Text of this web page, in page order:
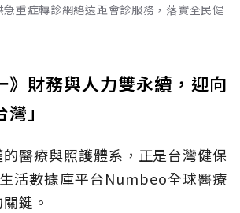
重症轉診網絡遠距會診服務，落實全民健
》財務與人力雙永續，迎向
」
醫療與照護體系，正是台灣健保
活數據庫平台Numbeo全球醫療
鍵。